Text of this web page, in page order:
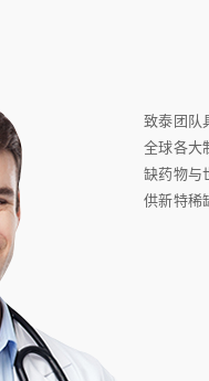
致泰团队
全球各大
缺药物与
供新特稀